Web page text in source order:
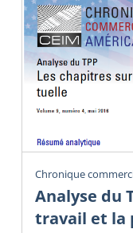
Chronique
Analyse du
travail et la